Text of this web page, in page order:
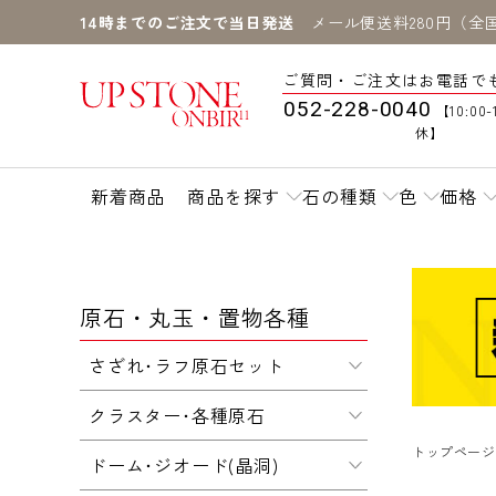
14時までのご注文で当日発送 メール便送料280円（
ご質問・ご注文はお電話で
052-228-0040
【
休】
新着商品 商品を探す 石の種類 色 価格
トップページ
原石・丸玉・置物各種
さざれ･ラフ原石セット
クラスター･各種原石
ドーム･ジオード(晶洞)